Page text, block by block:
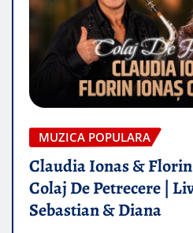
MUZICA POPULARA
Claudia Ionas &
Colaj De Petrecere |
Sebastian & Diana